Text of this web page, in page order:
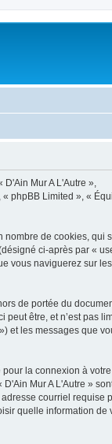
Mur A L'Autre »,
phpBB Limited », «
de cookies, qui
ci-après par «
naviguerez sur
de portée du
être, et n’est pas
et les messages que
la connexion à
Mur A L'Autre »
courriel requise
quelle information de